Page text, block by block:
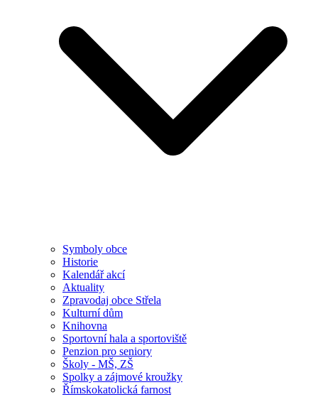
Symboly obce
Historie
Kalendář akcí
Aktuality
Zpravodaj obce Střela
Kulturní dům
Knihovna
Sportovní hala a sportoviště
Penzion pro seniory
Školy - MŠ, ZŠ
Spolky a zájmové kroužky
Římskokatolická farnost